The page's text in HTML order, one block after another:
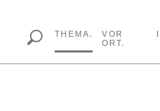
THEMA.
VOR
ORT.